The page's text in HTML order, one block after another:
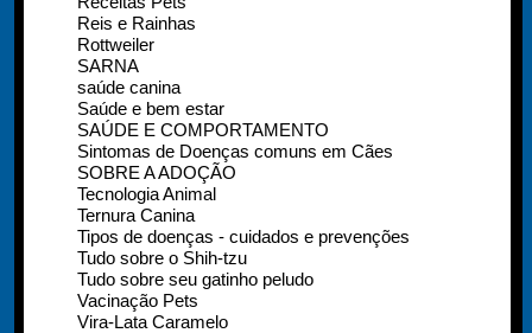
Reis e Rainhas
Rottweiler
SARNA
saúde canina
Saúde e bem estar
SAÚDE E COMPORTAMENTO
Sintomas de Doenças comuns em Cães
SOBRE A ADOÇÃO
Tecnologia Animal
Ternura Canina
Tipos de doenças - cuidados e prevenções
Tudo sobre o Shih-tzu
Tudo sobre seu gatinho peludo
Vacinação Pets
Vira-Lata Caramelo